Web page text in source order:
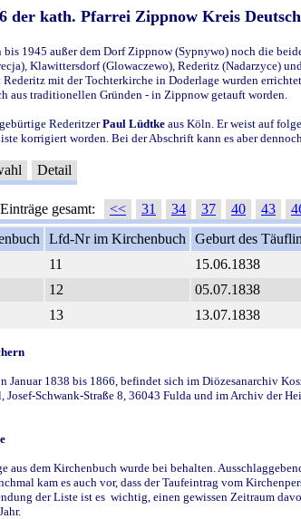
der kath. Pfarrei Zippnow Kreis
1945 außer dem Dorf Zippnow (Sypnywo) noch die
Klawittersdorf (Glowaczewo), Rederitz (Nadarzyce)
mit der Tochterkirche in Doderlage wurden
aus traditionellen Gründen - in Zippnow getauft worden.
RederitzerPaul Lüdtke aus Köln. Er weist auf
korrigiert worden. Bei der Abschrift kann es aber
Detail
gesamt: << 31 34 37 40 43
Lfd-Nr im Kirchenbuch Geburt des
11 15.06.1838
12 05.07.1838
13 13.07.1838
Januar 1838 bis 1866, befindet sich im Diözesanarchiv
Josef-Schwank-Straße 8, 36043 Fulda und im Archiv der
aus dem Kirchenbuch wurde bei behalten.
kam es auch vor, dass der Taufeintrag vom
der Liste ist es wichtig, einen gewissen Zeitraum